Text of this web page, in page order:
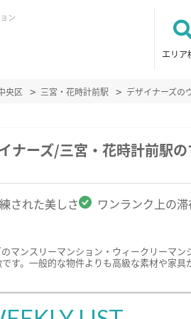
ン
エリア
央区 三宮・花時計前駅 デザイナーズの
ナーズ/三宮・花時計前駅
された美しさ ワンランク上の
マンスリーマンション・ウィークリーマ
す。一般的な物件よりも高級な素材や家